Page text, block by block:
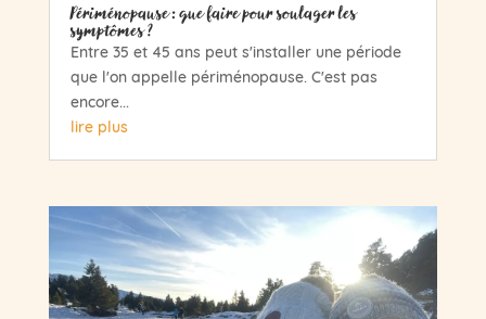
Périménopause : que faire pour soulager les
symptômes ?
Entre 35 et 45 ans peut s'installer une période
que l'on appelle périménopause. C'est pas
encore...
lire plus